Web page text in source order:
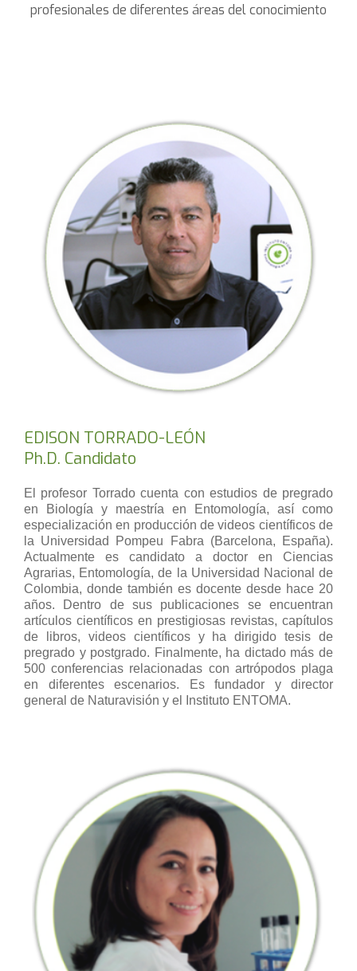
profesionales de diferentes áreas del conocimiento
EDISON TORRADO-LEÓN
Ph.D. Candidato
El profesor Torrado cuenta con estudios de pregrado
en Biología y maestría en Entomología, así como
especialización en producción de videos científicos de
la Universidad Pompeu Fabra (Barcelona, España).
Actualmente es candidato a doctor en Ciencias
Agrarias, Entomología, de la Universidad Nacional de
Colombia, donde también es docente desde hace 20
años. Dentro de sus publicaciones se encuentran
artículos científicos en prestigiosas revistas, capítulos
de libros, videos científicos y ha dirigido tesis de
pregrado y postgrado. Finalmente, ha dictado más de
500 conferencias relacionadas con artrópodos plaga
en diferentes escenarios. Es fundador y director
general de Naturavisión y el Instituto ENTOMA.